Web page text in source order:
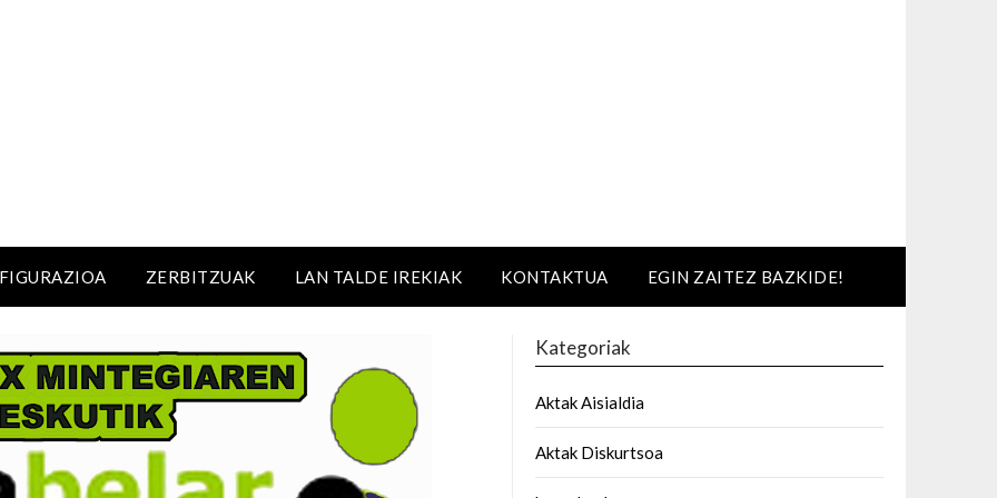
ZERBITZUAK LAN TALDE IREKIAK KONTAKTUA EGIN ZAITEZ BAZKIDE!
Kategoriak
Aktak Aisialdia
Aktak Diskurtsoa